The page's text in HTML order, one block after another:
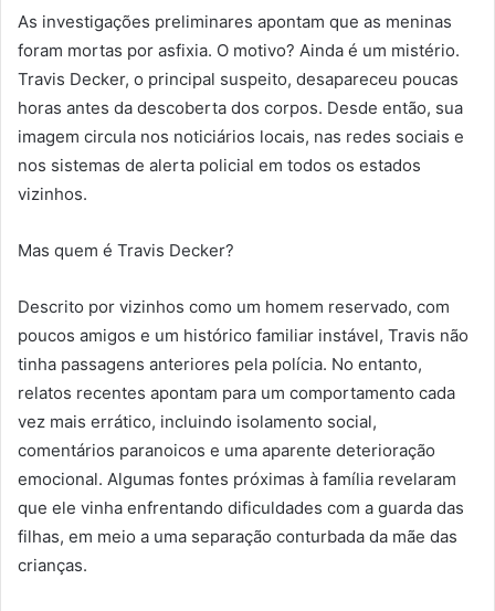
As investigações preliminares apontam que as meninas
foram mortas por asfixia. O motivo? Ainda é um mistério.
Travis Decker, o principal suspeito, desapareceu poucas
horas antes da descoberta dos corpos. Desde então, sua
imagem circula nos noticiários locais, nas redes sociais e
nos sistemas de alerta policial em todos os estados
vizinhos.
Mas quem é Travis Decker?
Descrito por vizinhos como um homem reservado, com
poucos amigos e um histórico familiar instável, Travis não
tinha passagens anteriores pela polícia. No entanto,
relatos recentes apontam para um comportamento cada
vez mais errático, incluindo isolamento social,
comentários paranoicos e uma aparente deterioração
emocional. Algumas fontes próximas à família revelaram
que ele vinha enfrentando dificuldades com a guarda das
filhas, em meio a uma separação conturbada da mãe das
crianças.